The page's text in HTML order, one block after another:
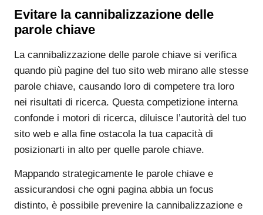
Evitare la cannibalizzazione delle
parole chiave
La cannibalizzazione delle parole chiave si verifica
quando più pagine del tuo sito web mirano alle stesse
parole chiave, causando loro di competere tra loro
nei risultati di ricerca. Questa competizione interna
confonde i motori di ricerca, diluisce l’autorità del tuo
sito web e alla fine ostacola la tua capacità di
posizionarti in alto per quelle parole chiave.
Mappando strategicamente le parole chiave e
assicurandosi che ogni pagina abbia un focus
distinto, è possibile prevenire la cannibalizzazione e